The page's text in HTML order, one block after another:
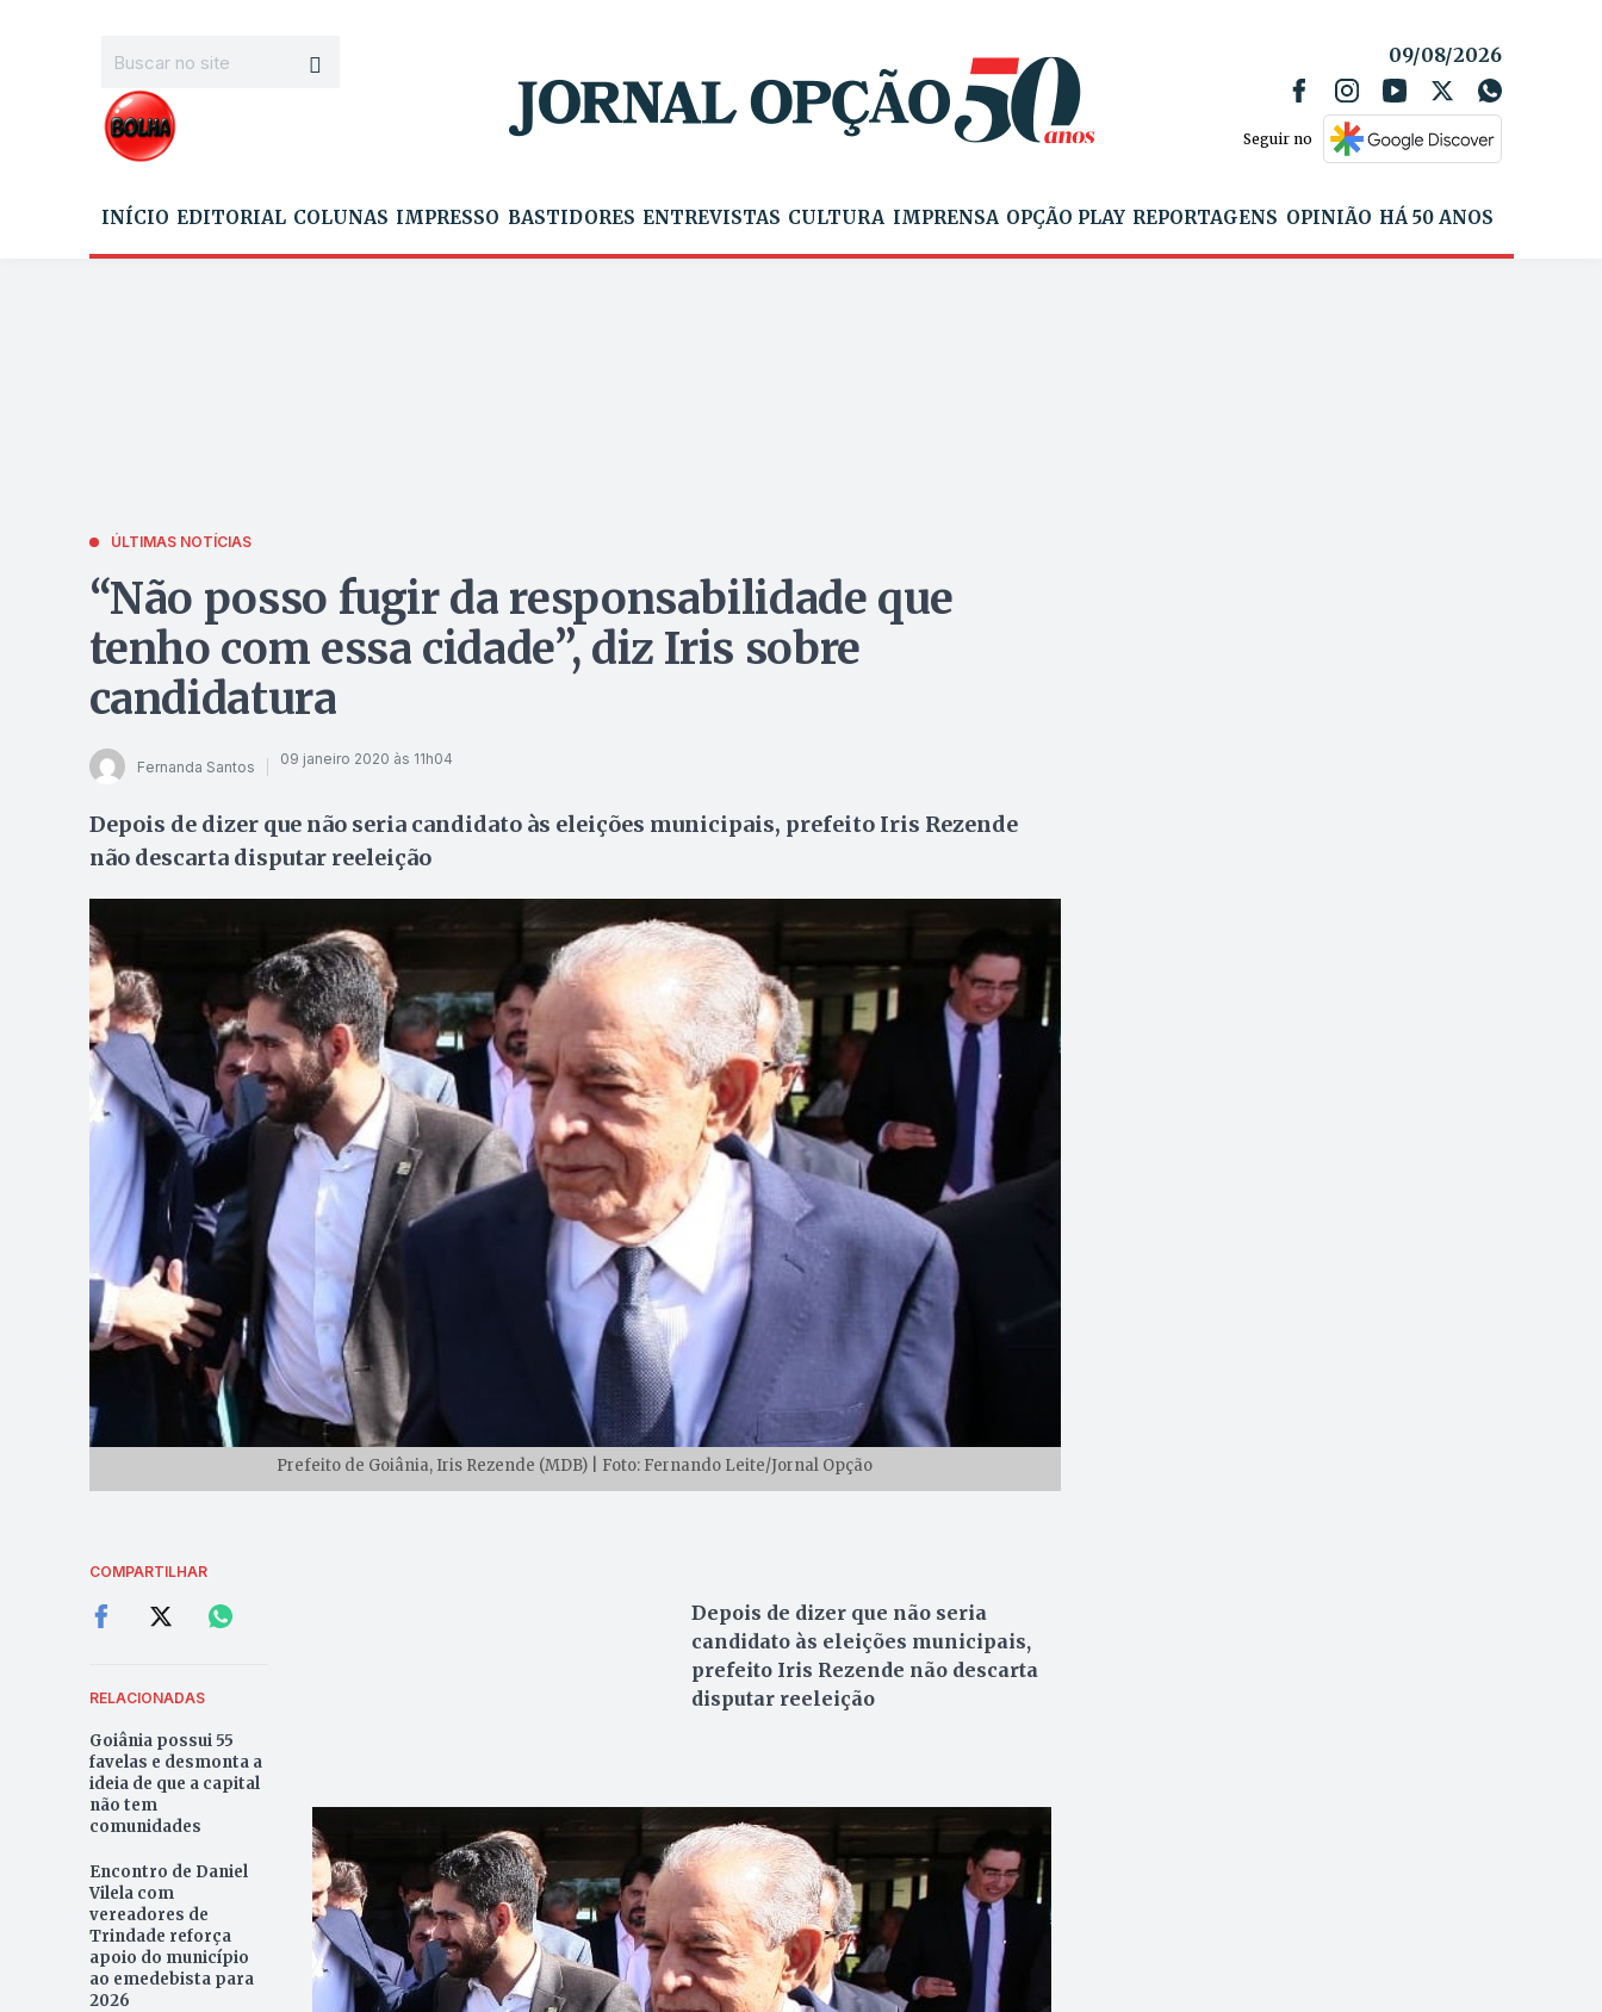
09/08/2026
Seguir no
INÍCIO EDITORIAL COLUNAS IMPRESSO BASTIDORES ENTREVISTAS CULTURA IMPRENSA OPÇÃO PLAY REPORTAGENS OPINIÃO HÁ 50 ANOS
ÚLTIMAS NOTÍCIAS
“Não posso fugir da responsabilidade que
tenho com essa cidade”, diz Iris sobre
candidatura
Fernanda Santos 09 janeiro 2020 às 11h04
Depois de dizer que não seria candidato às eleições municipais, prefeito Iris Rezende
não descarta disputar reeleição
Prefeito de Goiânia, Iris Rezende (MDB) | Foto: Fernando Leite/Jornal Opção
COMPARTILHAR
RELACIONADAS
Goiânia possui 55
favelas e desmonta a
ideia de que a capital
não tem
comunidades
Encontro de Daniel
Vilela com
vereadores de
Trindade reforça
apoio do município
ao emedebista para
2026
Depois de dizer que não seria
candidato às eleições municipais,
prefeito Iris Rezende não descarta
disputar reeleição